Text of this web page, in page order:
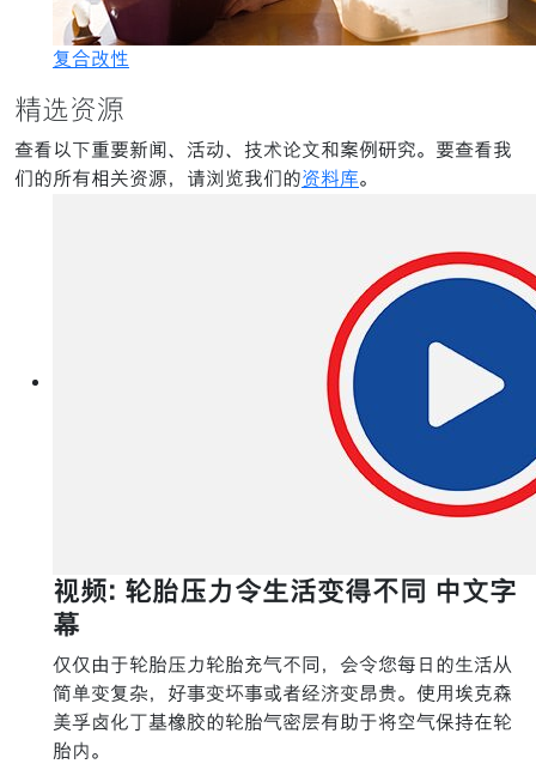
复合改性
精选资源
查看以下重要新闻、活动、技术论文和案例研究。要查看我
们的所有相关资源，请浏览我们的资料库。
视频: 轮胎压力令生活变得不同 中文字
幕
仅仅由于轮胎压力轮胎充气不同，会令您每日的生活从
简单变复杂，好事变坏事或者经济变昂贵。使用埃克森
美孚卤化丁基橡胶的轮胎气密层有助于将空气保持在轮
胎内。